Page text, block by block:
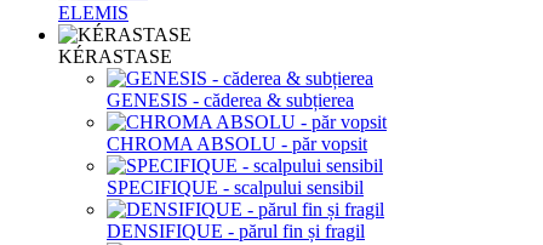
ELEMIS
KÉRASTASE
GENESIS - căderea & subțierea
CHROMA ABSOLU - păr vopsit
SPECIFIQUE - scalpului sensibil
DENSIFIQUE - părul fin și fragil